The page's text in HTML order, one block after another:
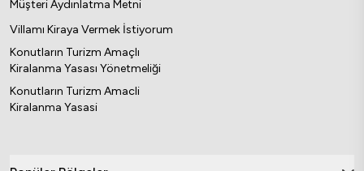
Müşteri Aydınlatma Metni
Villamı Kiraya Vermek İstiyorum
Konutların Turizm Amaçlı
Kiralanma Yasası Yönetmeliği
Konutların Turizm Amacli
Kiralanma Yasasi